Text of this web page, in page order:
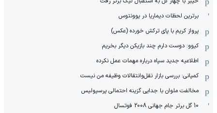
برترین لحظات دیماریا در یوونتوس
پرواز کریم با پای ترکش خورده (عکس)
کیوو: دوست دارم چند بازیکن دیگر بخریم
اطلاعیه جدید سپاه درباره مهمات عمل نکرده
کمپانی: بررسی بازار نقل‌وانتقالات وظیفه من نیست
مخالفت ملوان با جدایی گزینه احتمالی پرسپولیس
10 گل برتر جام جهانی 2008 فوتسال